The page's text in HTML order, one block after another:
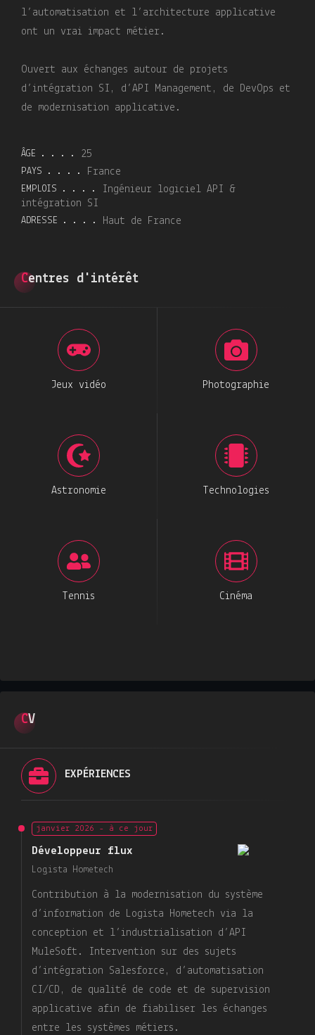
l’automatisation et l’architecture applicative
ont un vrai impact métier.
Ouvert aux échanges autour de projets
d’intégration SI, d’API Management, de DevOps et
de modernisation applicative.
ÂGE 25
PAYS France
EMPLOIS
Ingénieur logiciel API &
intégration SI
ADRESSE Haut de France
Centres d'intérêt
Jeux vidéo Photographie
Astronomie Technologies
Tennis Cinéma
CV
EXPÉRIENCES
janvier 2026 - à ce jour
Développeur flux
Logista Hometech
Contribution à la modernisation du système
d’information de Logista Hometech via la
conception et l’industrialisation d’API
MuleSoft. Intervention sur des sujets
d’intégration Salesforce, d’automatisation
CI/CD, de qualité de code et de supervision
applicative afin de fiabiliser les échanges
entre les systèmes métiers.